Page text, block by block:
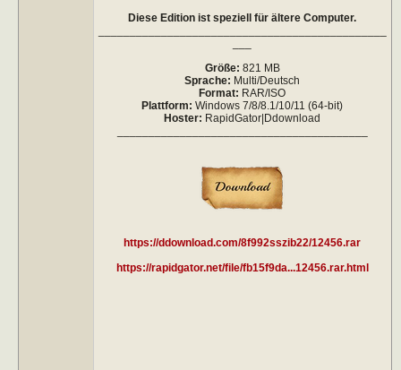
Diese Edition ist speziell für ältere Computer.
Größe: 821 MB
Sprache: Multi/Deutsch
Format: RAR/ISO
Plattform: Windows 7/8/8.1/10/11 (64-bit)
Hoster: RapidGator|Ddownload
https://ddownload.com/8f992sszib22/12456.rar
https://rapidgator.net/file/fb15f9da...12456.rar.html